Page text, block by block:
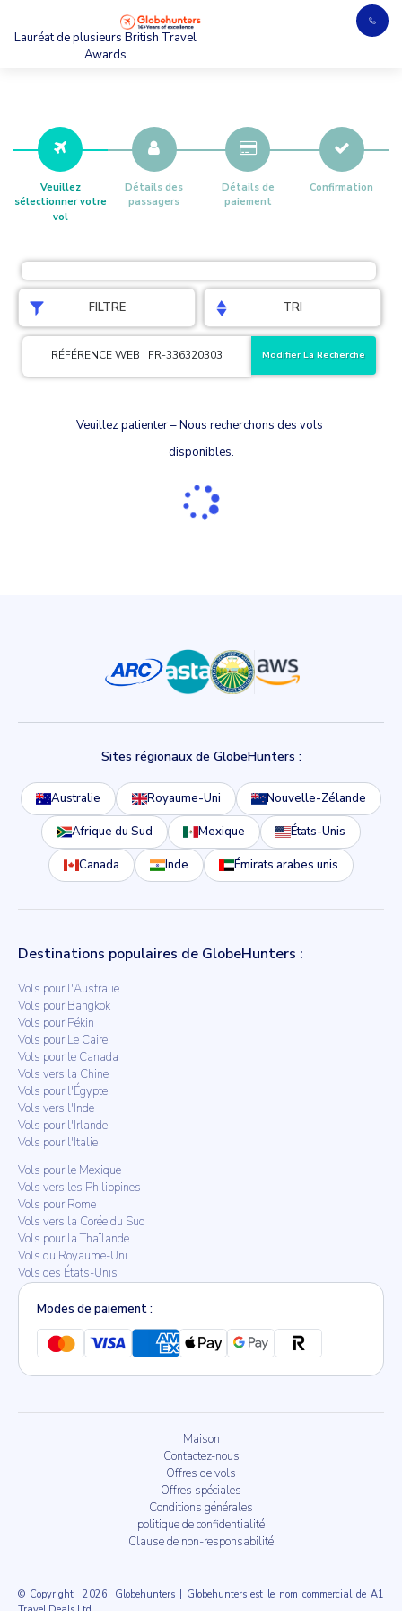
Lauréat de plusieurs British Travel
Awards
Veuillez
sélectionner votre
vol
Détails des
passagers
Détails de
paiement
Confirmation
FILTRE TRI
RÉFÉRENCE WEB : FR-336320303 Modifier La Recherche
Veuillez patienter – Nous recherchons des vols
disponibles.
Sites régionaux de GlobeHunters :
Australie Royaume-Uni Nouvelle-Zélande
Afrique du Sud Mexique États-Unis
Canada Inde Émirats arabes unis
Destinations populaires de GlobeHunters :
Vols pour l'Australie
Vols pour Bangkok
Vols pour Pékin
Vols pour Le Caire
Vols pour le Canada
Vols vers la Chine
Vols pour l'Égypte
Vols vers l'Inde
Vols pour l'Irlande
Vols pour l'Italie
Vols pour le Mexique
Vols vers les Philippines
Vols pour Rome
Vols vers la Corée du Sud
Vols pour la Thaïlande
Vols du Royaume-Uni
Vols des États-Unis
Modes de paiement :
Maison
Contactez-nous
Offres de vols
Offres spéciales
Conditions générales
politique de confidentialité
Clause de non-responsabilité
© Copyright
2026, Globehunters | Globehunters est le nom commercial de A1